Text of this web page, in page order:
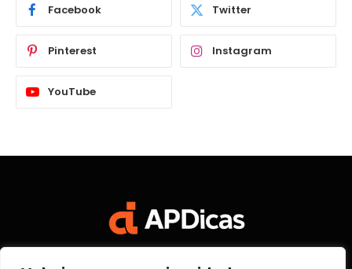
Facebook Twitter
Pinterest Instagram
YouTube